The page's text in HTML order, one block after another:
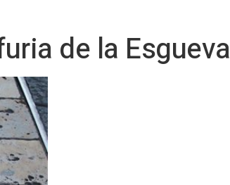
de la Esgueva